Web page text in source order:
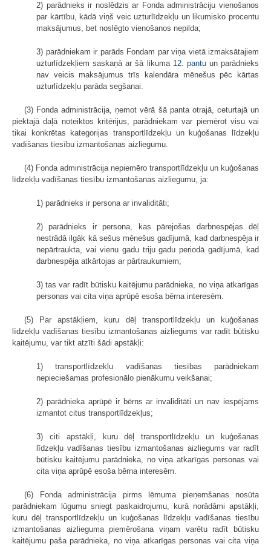
2) parādnieks ir noslēdzis ar Fonda administrāciju vienošanos
par kārtību, kādā viņš veic uzturlīdzekļu un likumisko procentu
maksājumus, bet noslēgto vienošanos nepilda;
3) parādniekam ir parāds Fondam par viņa vietā izmaksātajiem
uzturlīdzekļiem saskaņā ar šā likuma 12. pantuun parādnieks
nav veicis maksājumus trīs kalendāra mēnešus pēc kārtas
uzturlīdzekļu parāda segšanai.
(3) Fonda administrācija, ņemot vērā šā panta otrajā, ceturtajā un
piektajā daļā noteiktos kritērijus, parādniekam var piemērot visu vai
tikai konkrētas kategorijas transportlīdzekļu un kuģošanas līdzekļu
vadīšanas tiesību izmantošanas aizliegumu.
(4) Fonda administrācija nepiemēro transportlīdzekļu un kuģošanas
līdzekļu vadīšanas tiesību izmantošanas aizliegumu, ja:
1) parādnieks ir persona ar invaliditāti;
2) parādnieks ir persona, kas pārejošas darbnespējas dēļ
nestrādā ilgāk kā sešus mēnešus gadījumā, kad darbnespēja ir
nepārtraukta, vai vienu gadu triju gadu periodā gadījumā, kad
darbnespēja atkārtojas ar pārtraukumiem;
3) tas var radīt būtisku kaitējumu parādnieka, no viņa atkarīgas
personas vai cita viņa aprūpē esoša bērna interesēm.
(5) Par apstākļiem, kuru dēļ transportlīdzekļu un kuģošanas
līdzekļu vadīšanas tiesību izmantošanas aizliegums var radīt būtisku
kaitējumu, var tikt atzīti šādi apstākļi:
1) transportlīdzekļu vadīšanas tiesības parādniekam
nepieciešamas profesionālo pienākumu veikšanai;
2) parādnieka aprūpē ir bērns ar invaliditāti un nav iespējams
izmantot citus transportlīdzekļus;
3) citi apstākļi, kuru dēļ transportlīdzekļu un kuģošanas
līdzekļu vadīšanas tiesību izmantošanas aizliegums var radīt
būtisku kaitējumu parādnieka, no viņa atkarīgas personas vai
cita viņa aprūpē esoša bērna interesēm.
(6) Fonda administrācija pirms lēmuma pieņemšanas nosūta
parādniekam lūgumu sniegt paskaidrojumu, kurā norādāmi apstākļi,
kuru dēļ transportlīdzekļu un kuģošanas līdzekļu vadīšanas tiesību
izmantošanas aizlieguma piemērošana viņam varētu radīt būtisku
kaitējumu paša parādnieka, no viņa atkarīgas personas vai cita viņa